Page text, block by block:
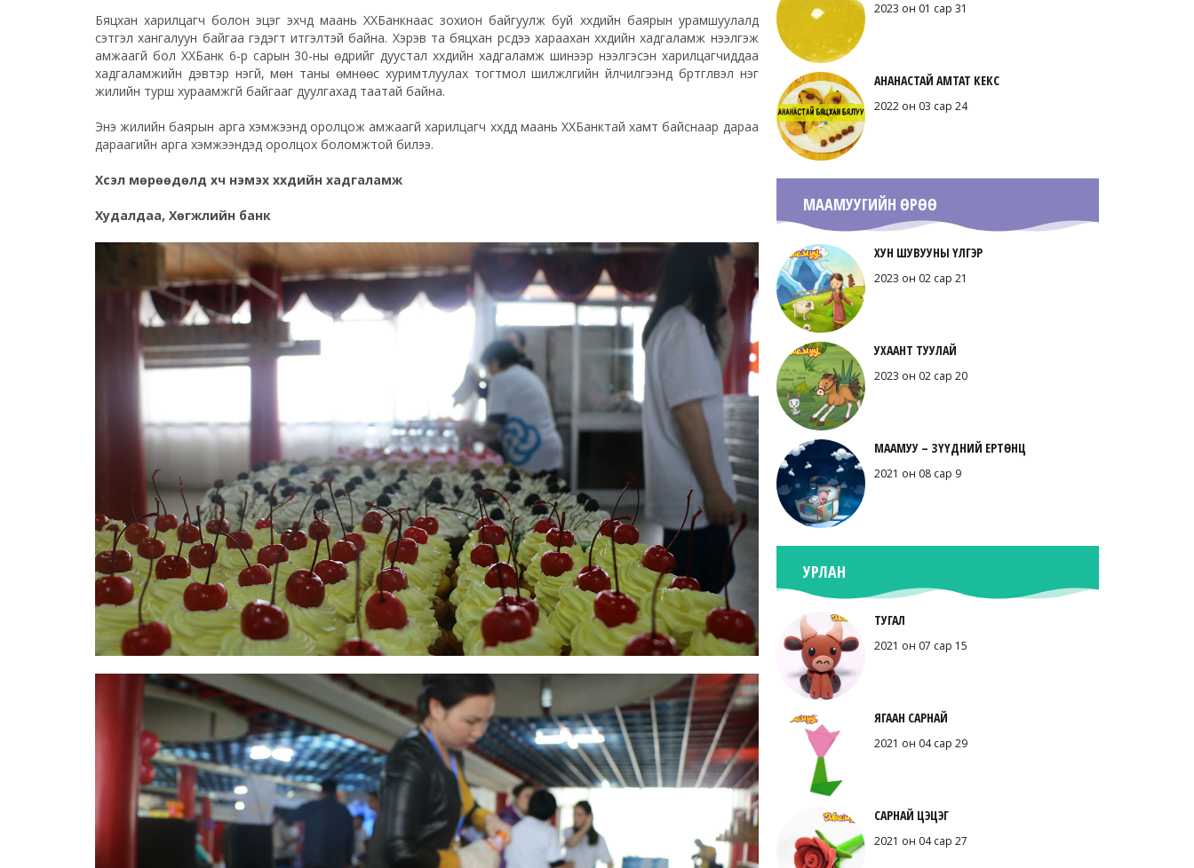
Бяцхан харилцагч болон эцэг эхчүүд маань ХХБанкнаас зохион байгуулж буй хүүхдийн баярын урамшуулалд
сэтгэл хангалуун байгаа гэдэгт итгэлтэй байна. Хэрэв та бяцхан үрсдээ хараахан хүүхдийн хадгаламж нээлгэж
амжаагүй бол ХХБанк 6-р сарын 30-ны өдрийг дуустал хүүхдийн хадгаламж шинээр нээлгэсэн харилцагчиддаа
хадгаламжийн дэвтэр үнэгүй, мөн таны өмнөөс хуримтлуулах тогтмол шилжүүлгийн үйлчилгээнд бүртгүүлвэл нэг
жилийн турш хураамжгүй байгааг дуулгахад таатай байна.
Энэ жилийн баярын арга хэмжээнд оролцож амжаагүй харилцагч хүүхдүүд маань ХХБанктай хамт байснаар дараа
дараагийн арга хэмжээнүүдэд оролцох боломжтой билээ.
Хүсэл мөрөөдөлд хүч нэмэх хүүхдийн хадгаламж
Худалдаа, Хөгжлийн банк
2023 он 01 сар 31
АНАНАСТАЙ АМТАТ КЕКС
2022 он 03 сар 24
МААМУУГИЙН ӨРӨӨ
ХУН ШУВУУНЫ ҮЛГЭР
2023 он 02 сар 21
УХААНТ ТУУЛАЙ
2023 он 02 сар 20
МААМУУ – ЗҮҮДНИЙ ЕРТӨНЦ
2021 он 08 сар 9
УРЛАН
ТУГАЛ
2021 он 07 сар 15
ЯГААН САРНАЙ
2021 он 04 сар 29
САРНАЙ ЦЭЦЭГ
2021 он 04 сар 27